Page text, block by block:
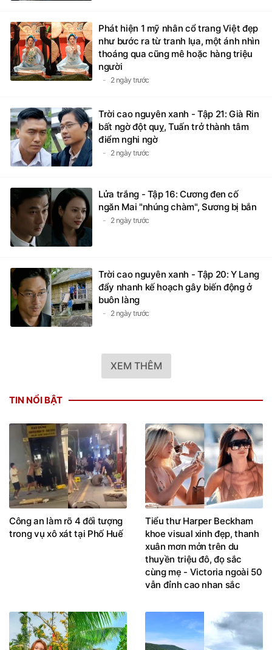
Phát hiện 1 mỹ nhân cổ trang Việt đẹp
như bước ra từ tranh lụa, một ánh nhìn
thoáng qua cũng mê hoặc hàng triệu
người
2 ngày trước
Trời cao nguyên xanh - Tập 21: Già Rin
bất ngờ đột quỵ, Tuấn trở thành tâm
điểm nghi ngờ
2 ngày trước
Lửa trắng - Tập 16: Cương đen cố
ngăn Mai "nhúng chàm", Sương bị bắn
2 ngày trước
Trời cao nguyên xanh - Tập 20: Y Lang
đẩy nhanh kế hoạch gây biến động ở
buôn làng
2 ngày trước
XEM THÊM
TIN NỔI BẬT
Công an làm rõ 4 đối tượng
trong vụ xô xát tại Phố Huế
Tiểu thư Harper Beckham
khoe visual xinh đẹp, thanh
xuân mơn mởn trên du
thuyền triệu đô, đọ sắc
cùng mẹ - Victoria ngoài 50
vẫn đỉnh cao nhan sắc